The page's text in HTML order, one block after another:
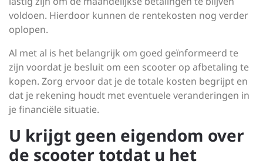
voldoen. Hierdoor kunnen de rentekosten nog verder
oplopen.
Al met al is het belangrijk om goed geïnformeerd te
zijn voordat je besluit om een scooter op afbetaling te
kopen. Zorg ervoor dat je de totale kosten begrijpt en
dat je rekening houdt met eventuele veranderingen in
je financiële situatie.
U krijgt geen eigendom over
de scooter totdat u het